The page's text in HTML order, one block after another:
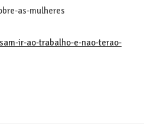
as-mulheres
ir-ao-trabalho-e-nao-terao-